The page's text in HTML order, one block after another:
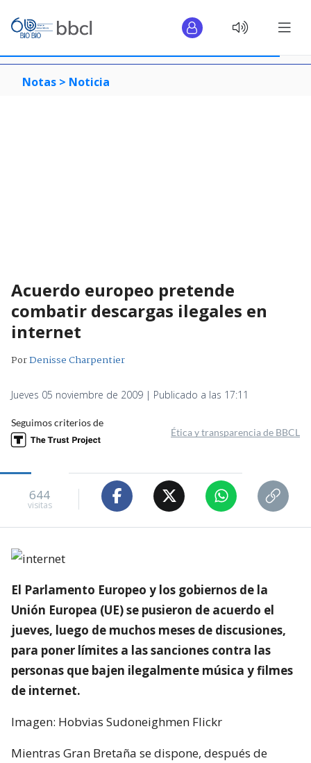
Notas > Noticia
Acuerdo europeo pretende
combatir descargas ilegales en
internet
PorDenisse Charpentier
Jueves 05 noviembre de 2009 | Publicado a las 17:11
Seguimos criterios de
Ética y transparencia de BBCL
644
visitas
El Parlamento Europeo y los gobiernos de la
Unión Europea (UE) se pusieron de acuerdo el
jueves, luego de muchos meses de discusiones,
para poner límites a las sanciones contra las
personas que bajen ilegalmente música y filmes
de internet.
Imagen: Hobvias Sudoneighmen Flickr
Mientras Gran Bretaña se dispone, después de